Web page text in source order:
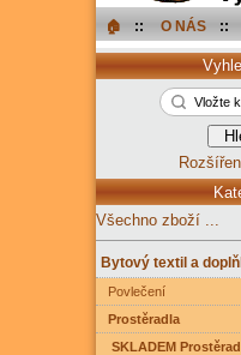
🏠︎ :: O NÁS ::
Všechno zboží ...
Bytový textil a
Povlečení
Prostěradla
SKLADEM